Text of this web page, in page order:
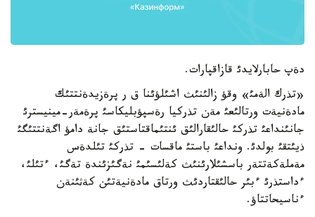
دةپ حابارلايدئ قازاقپارات.
«تذرك الةمئ» وقؤ زالئنئث اشئلؤئنا ق ر پرةزيدةنتتئك
مادةنيةت ورتالئعئ مةن تذركيا رةسپؤبليكاسئ پرةمةر-مينيسترئ
جانئنداعئ تذركئ حالئقارالئق ئنتئماقتاستئق جانة دامؤ اگةنتتئگئ
ذيئتقئ بولدئ. ونداعئ باستئ ماقسات - تذركئ تئلدةس
مةملةكةتتةر باسشئلارئنئث كةلئسئمئ نةگئزئندة تةگئ، ءتئلئ،
ءداستذرئ ءبئر حالئقتاردئث ورتاق مادةنيةتئن كةثئنةن
ءناسيحاتتاؤ.